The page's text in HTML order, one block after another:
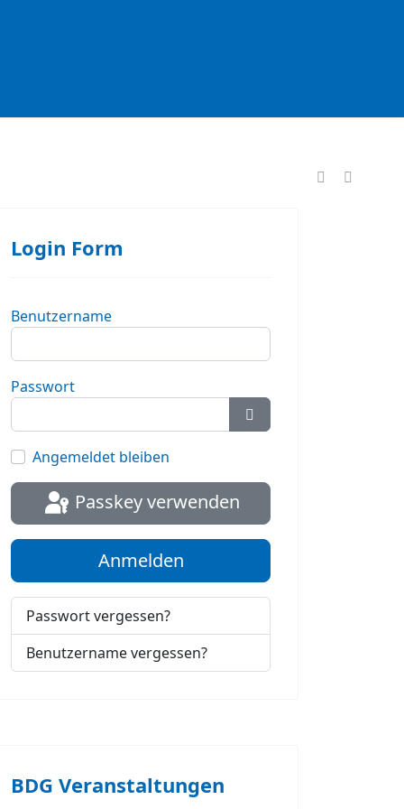
Login Form
Benutzername
Passwort
Passwort anzeigen
Angemeldet bleiben
Passkey verwenden
Anmelden
Passwort vergessen?
Benutzername vergessen?
BDG Veranstaltungen